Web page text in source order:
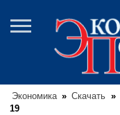
Экономика » Скачать »
19